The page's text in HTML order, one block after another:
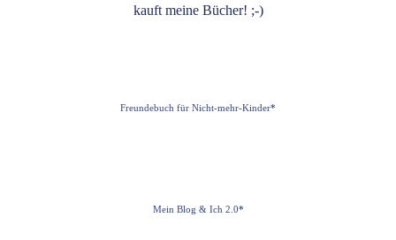
kauft meine Bücher! ;-)
Freundebuch für Nicht-mehr-Kinder*
Mein Blog & Ich 2.0*